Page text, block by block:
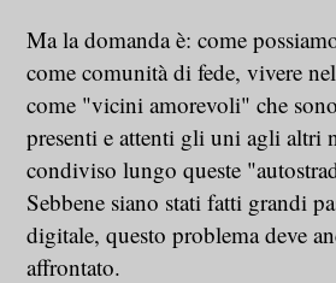
Ma la domanda è: come
come comunità di fede, vivere
come "vicini amorevoli" che
presenti e attenti gli uni agli altri
condiviso lungo queste
Sebbene siano stati fatti grandi
digitale, questo problema deve
affrontato.